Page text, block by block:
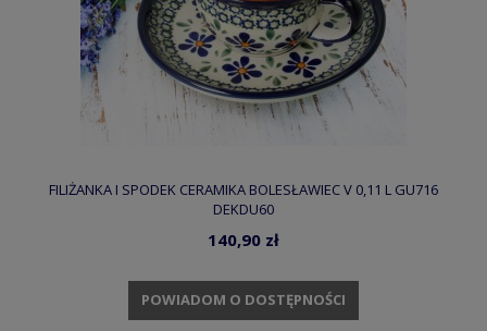
FILIŻANKA I SPODEK CERAMIKA BOLESŁAWIEC V 0,11 L GU716
DEKDU60
140,90 zł
POWIADOM O DOSTĘPNOŚCI